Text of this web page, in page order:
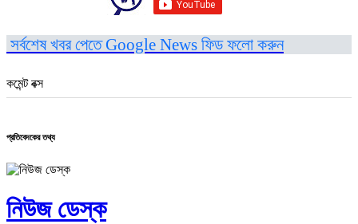
সর্বশেষ খবর পেতে Google News ফিড ফলো করুন
কমেন্ট বক্স
প্রতিবেদকের তথ্য
নিউজ ডেস্ক